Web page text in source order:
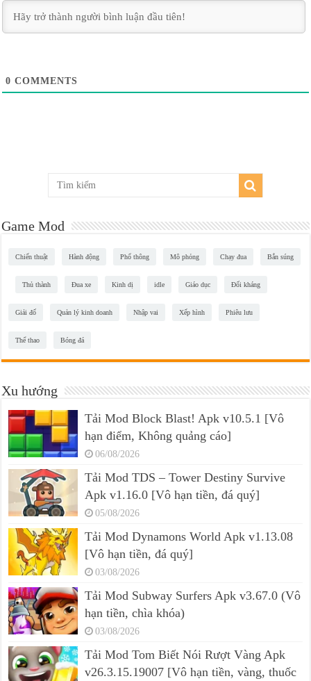
0 COMMENTS
Game Mod
Chiến thuật Hành động Phổ thông Mô phỏng Chạy đua Bắn súng
Thủ thành Đua xe Kinh dị idle Giáo dục Đối kháng
Giải đố Quản lý kinh doanh Nhập vai Xếp hình Phiêu lưu
Thể thao Bóng đá
Xu hướng
Tải Mod Block Blast! Apk v10.5.1 [Vô
hạn điểm, Không quảng cáo]
06/08/2026
Tải Mod TDS – Tower Destiny Survive
Apk v1.16.0 [Vô hạn tiền, đá quý]
05/08/2026
Tải Mod Dynamons World Apk v1.13.08
[Vô hạn tiền, đá quý]
03/08/2026
Tải Mod Subway Surfers Apk v3.67.0 (Vô
hạn tiền, chìa khóa)
03/08/2026
Tải Mod Tom Biết Nói Rượt Vàng Apk
v26.3.15.19007 [Vô hạn tiền, vàng, thuốc